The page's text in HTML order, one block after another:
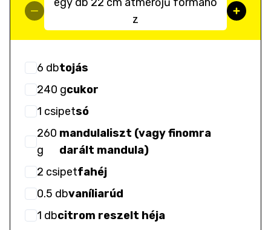
z
6 dbtojás
240 gcukor
1 csipetsó
260
g
mandulaliszt (vagy finomra
darált mandula)
2 csipetfahéj
0.5 dbvaníliarúd
1 dbcitrom reszelt héja